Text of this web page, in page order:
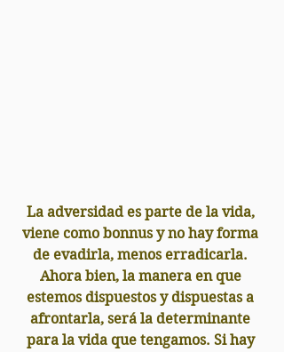
La adversidad es parte de la vida,
viene como bonnus y no hay forma
de evadirla, menos erradicarla.
Ahora bien, la manera en que
estemos dispuestos y dispuestas a
afrontarla, será la determinante
para la vida que tengamos. Si hay